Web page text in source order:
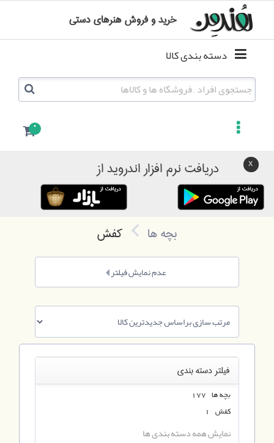
0
خرید و فروش هنرهای دستی
دریافت نرم افزار اندروید از
بچه ها کفش
عدم نمایش فیلتر
فیلتر دسته بندی
بچه ها 177
کفش 1
نمایش همه دسته بندی ها